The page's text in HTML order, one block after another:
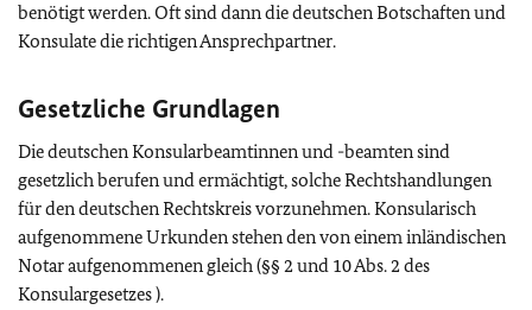
benötigt werden. Oft sind dann die deutschen Botschaften und
Konsulate die richtigen Ansprechpartner.
Gesetzliche Grundlagen
Die deutschen Konsularbeamtinnen und -beamten sind
gesetzlich berufen und ermächtigt, solche Rechtshandlungen
für den deutschen Rechtskreis vorzunehmen. Konsularisch
aufgenommene Urkunden stehen den von einem inländischen
Notar aufgenommenen gleich (§§ 2 und 10 Abs. 2 des
Konsulargesetzes ).